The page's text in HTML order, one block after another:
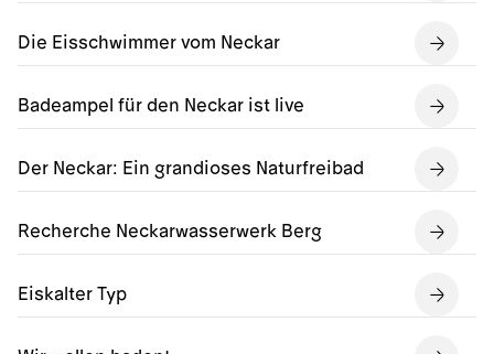
Die Eisschwimmer vom Neckar
Badeampel für den Neckar ist live
Der Neckar: Ein grandioses Naturfreibad
Recherche Neckarwasserwerk Berg
Eiskalter Typ